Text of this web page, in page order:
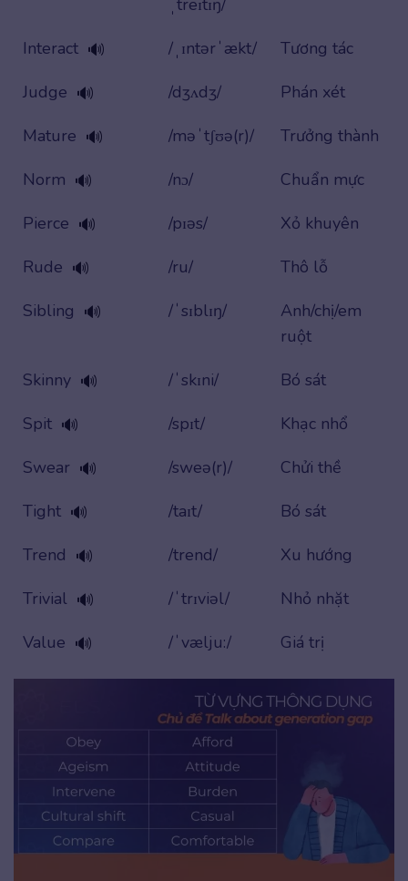
ˌtreɪtɪŋ/
Interact 🔊 /ˌɪntərˈækt/
Tương tác
Judge 🔊 /dʒʌdʒ/
Phán xét
Mature 🔊 /məˈtʃʊə(r)/
Trưởng thành
Norm 🔊 /nɔ/
Chuẩn mực
Pierce 🔊 /pɪəs/
Xỏ khuyên
Rude 🔊 /ru/
Thô lỗ
Sibling 🔊 /ˈsɪblɪŋ/
Anh/chị/em
ruột
Skinny 🔊 /ˈskɪni/
Bó sát
Spit 🔊 /spɪt/
Khạc nhổ
Swear 🔊 /sweə(r)/
Chửi thề
Tight 🔊 /taɪt/
Bó sát
Trend 🔊 /trend/
Xu hướng
Trivial 🔊 /ˈtrɪviəl/
Nhỏ nhặt
Value 🔊 /ˈvælju:/ Giá trị